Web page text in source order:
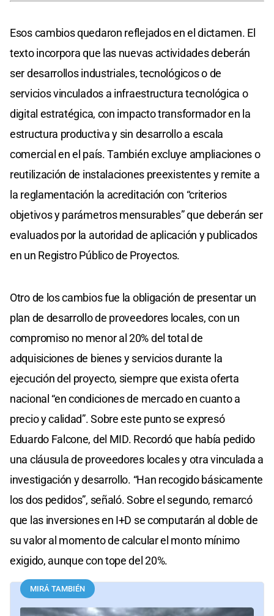
Esos cambios quedaron reflejados en el dictamen. El
texto incorpora que las nuevas actividades deberán
ser desarrollos industriales, tecnológicos o de
servicios vinculados a infraestructura tecnológica o
digital estratégica, con impacto transformador en la
estructura productiva y sin desarrollo a escala
comercial en el país. También excluye ampliaciones o
reutilización de instalaciones preexistentes y remite a
la reglamentación la acreditación con “criterios
objetivos y parámetros mensurables” que deberán ser
evaluados por la autoridad de aplicación y publicados
en un Registro Público de Proyectos.
Otro de los cambios fue la obligación de presentar un
plan de desarrollo de proveedores locales, con un
compromiso no menor al 20% del total de
adquisiciones de bienes y servicios durante la
ejecución del proyecto, siempre que exista oferta
nacional “en condiciones de mercado en cuanto a
precio y calidad”. Sobre este punto se expresó
Eduardo Falcone, del MID. Recordó que había pedido
una cláusula de proveedores locales y otra vinculada a
investigación y desarrollo. “Han recogido básicamente
los dos pedidos”, señaló. Sobre el segundo, remarcó
que las inversiones en I+D se computarán al doble de
su valor al momento de calcular el monto mínimo
exigido, aunque con tope del 20%.
MIRÁ TAMBIÉN